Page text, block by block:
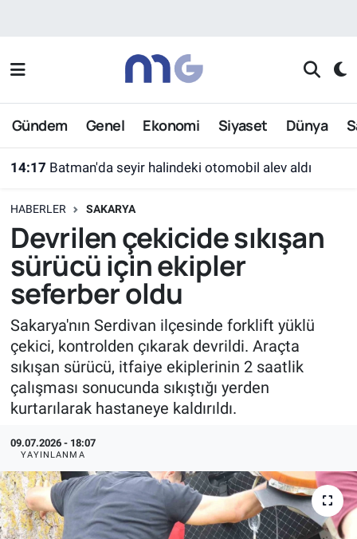
Gündem Genel Ekonomi Siyaset Dünya
14:17 Batman'da seyir halindeki otomobil alev aldı
HABERLER SAKARYA
Devrilen çekicide sıkışan
sürücü için ekipler
seferber oldu
Sakarya'nın Serdivan ilçesinde forklift yüklü
çekici, kontrolden çıkarak devrildi. Araçta
sıkışan sürücü, itfaiye ekiplerinin 2 saatlik
çalışması sonucunda sıkıştığı yerden
kurtarılarak hastaneye kaldırıldı.
09.07.2026 - 18:07
YAYINLANMA
Nöbetçi Eczaneler
Hava Durumu
Süper Lig Puan Durumu ve Fikstür
Tüm Manşetler
Son Dakika Haberleri
Haber Arşivi